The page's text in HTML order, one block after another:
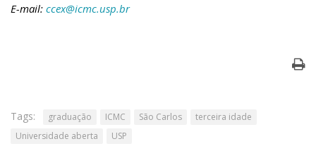
E-mail: ccex@icmc.usp.br
Tags: graduação ICMC São Carlos
terceira idade
Universidade aberta
USP